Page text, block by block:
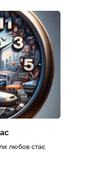
любов стає